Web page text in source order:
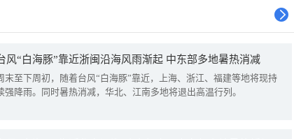
风“白海豚”靠近浙闽沿海风雨渐起 中东部多地暑热消减
末至下周初，随着台风“白海豚”靠近，上海、浙江、福建等地将现持
强降雨。同时暑热消减，华北、江南多地将退出高温行列。